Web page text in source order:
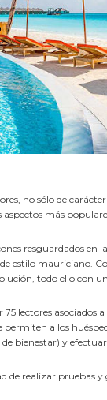
no sólo de
más
resguardados en
estilo mauriciano.
todo ello
lectores
a los
bienestar) y
de realizar pruebas y